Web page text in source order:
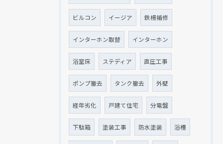
ビルコン イージア 鉄柵補修
インターホン取替 インターホン
浴室床 ステディア 直圧工事
ポンプ撤去 タンク撤去 外壁
経年劣化 戸建て住宅 分電盤
下駄箱 塗装工事 防水塗装 浴槽